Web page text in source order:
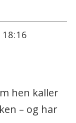
18:16
hen kaller
– og har